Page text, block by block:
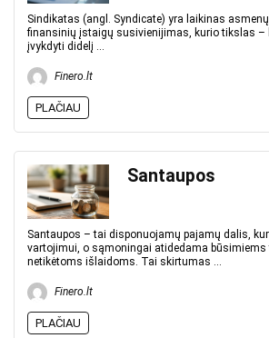
Sindikatas (angl. Syndicate) yra laikinas
finansinių įstaigų susivienijimas, kurio tikslas –
įvykdyti didelį ...
Finero.lt
PLAČIAU
Santaupos
Santaupos – tai disponuojamų pajamų dalis,
vartojimui, o sąmoningai atidedama
netikėtoms išlaidoms. Tai skirtumas ...
Finero.lt
PLAČIAU